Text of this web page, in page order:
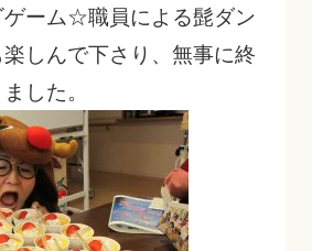
ーム☆職員による髭ダン
しんで下さり、無事に終
した。